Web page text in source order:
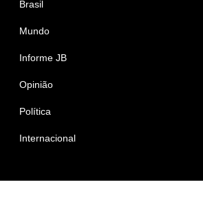
Brasil
Mundo
Informe JB
Opinião
Política
Internacional